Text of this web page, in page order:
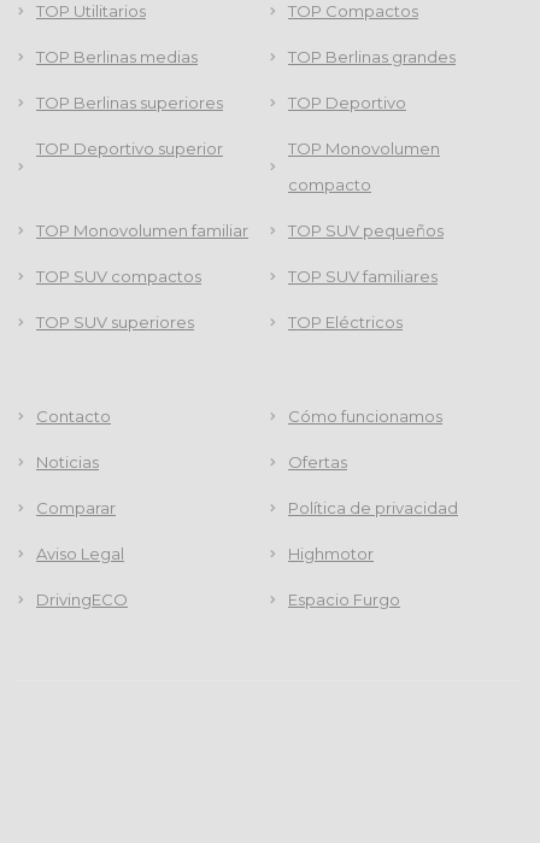
TOP Utilitarios TOP Compactos
TOP Berlinas medias TOP Berlinas grandes
TOP Berlinas superiores TOP Deportivo
TOP Deportivo superior
TOP Monovolumen
compacto
TOP Monovolumen familiar TOP SUV pequeños
TOP SUV compactos TOP SUV familiares
TOP SUV superiores TOP Eléctricos
Contacto Cómo funcionamos
Noticias Ofertas
Comparar Política de privacidad
Aviso Legal Highmotor
DrivingECO Espacio Furgo